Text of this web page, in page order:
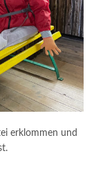
erklommen und